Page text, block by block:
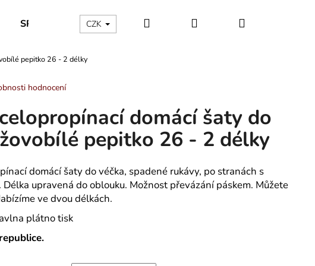
SPECIÁLNÍ KATEGORIE Kontakty - máte nějaký dotaz?
CZK Hledat PřihlášeníNákupní
pepitko 26 - 2 délky
hodnocení
domácí šaty do
pepitko 26 - 2 délky
domácí šaty do véčka, spadené rukávy, po stranách s
upravená do oblouku. Možnost převázání páskem. Můžete
ve dvou délkách.
plátno tisk